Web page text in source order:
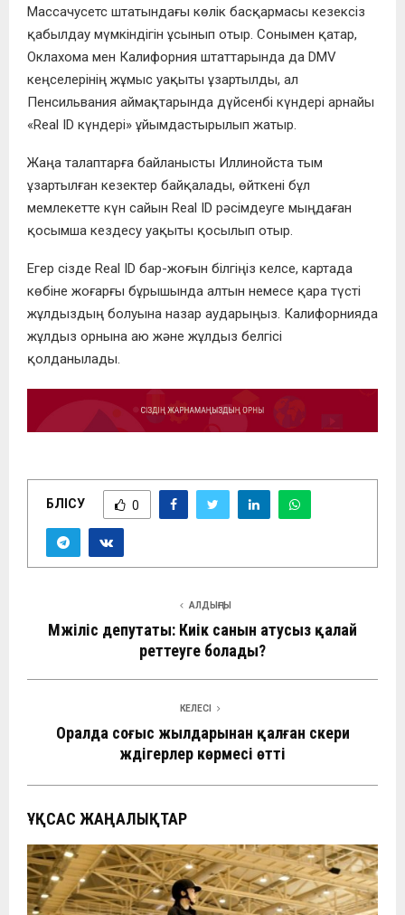
Массачусетс штатындағы көлік басқармасы кезексіз
қабылдау мүмкіндігін ұсынып отыр. Сонымен қатар,
Оклахома мен Калифорния штаттарында да DMV
кеңселерінің жұмыс уақыты ұзартылды, ал
Пенсильвания аймақтарында дүйсенбі күндері арнайы
«Real ID күндері» ұйымдастырылып жатыр.
Жаңа талаптарға байланысты Иллинойста тым
ұзартылған кезектер байқалады, өйткені бұл
мемлекетте күн сайын Real ID рәсімдеуге мыңдаған
қосымша кездесу уақыты қосылып отыр.
Егер сізде Real ID бар-жоғын білгіңіз келсе, картада
көбіне жоғарғы бұрышында алтын немесе қара түсті
жұлдыздың болуына назар аударыңыз. Калифорнияда
жұлдыз орнына аю және жұлдыз белгісі
қолданылады.
БӨЛІСУ 0
АЛДЫҢҒЫ
Мәжіліс депутаты: Киік санын атусыз қалай
реттеуге болады?
КЕЛЕСІ
Оралда соғыс жылдарынан қалған әскери
жәдігерлер көрмесі өтті
ҰҚСАС ЖАҢАЛЫҚТАР